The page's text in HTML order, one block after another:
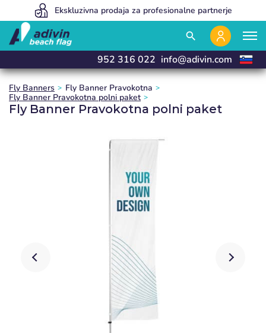
Izdelujemo in dostavimo v 24 urah
Ekskluzivna prodaja za profesionalne partnerje
Our prices are so low because we sell 100% online
search
952 316 022 info@adivin.com
Fly Banners
Fly Banner Pravokotna
Fly Banner Pravokotna polni paket
Fly Banner Pravokotna polni paket